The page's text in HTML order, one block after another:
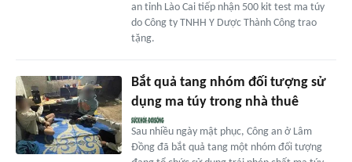
an tỉnh Lào Cai tiếp nhận 500 kit test ma túy
do Công ty TNHH Y Dược Thành Công trao
tặng.
Bắt quả tang nhóm đối tượng sử
dụng ma túy trong nhà thuê
Sau nhiều ngày mật phục, Công an ở Lâm
Đồng đã bắt quả tang một nhóm đối tượng